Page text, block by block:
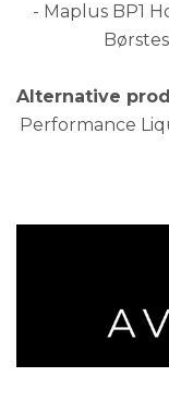
- Maplus BP1
Alternative
Performance